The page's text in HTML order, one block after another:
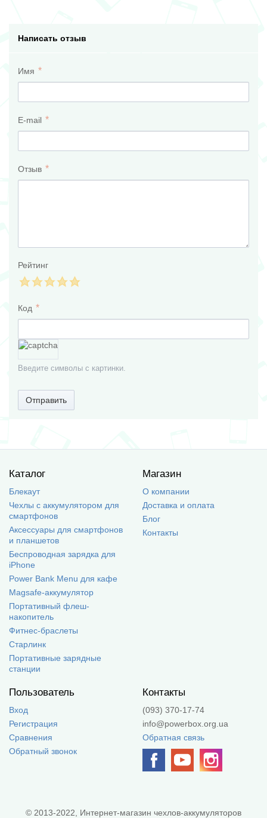
Написать отзыв
Имя
E-mail
Отзыв
Рейтинг
Код
Введите символы с картинки.
Отправить
Каталог
Блекаут
Чехлы с аккумулятором для
смартфонов
Аксессуары для смартфонов
и планшетов
Беспроводная зарядка для
iPhone
Power Bank Menu для кафе
Magsafe-аккумулятор
Портативный флеш-
накопитель
Фитнес-браслеты
Старлинк
Портативные зарядные
станции
Магазин
О компании
Доставка и оплата
Блог
Контакты
Пользователь
Вход
Регистрация
Сравнения
Обратный звонок
Контакты
(093) 370-17-74
info@powerbox.org.ua
Обратная связь
© 2013-2022, Интернет-магазин чехлов-аккумуляторов